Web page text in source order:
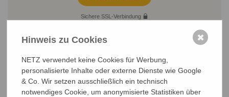
Sichere SSL-Verbindung
Hinweis zu Cookies
NETZ verwendet keine Cookies für Werbung,
personalisierte Inhalte oder externe Dienste wie Google
& Co. Wir setzen ausschließlich ein technisch
notwendiges Cookie, um anonymisierte Statistiken über
✖